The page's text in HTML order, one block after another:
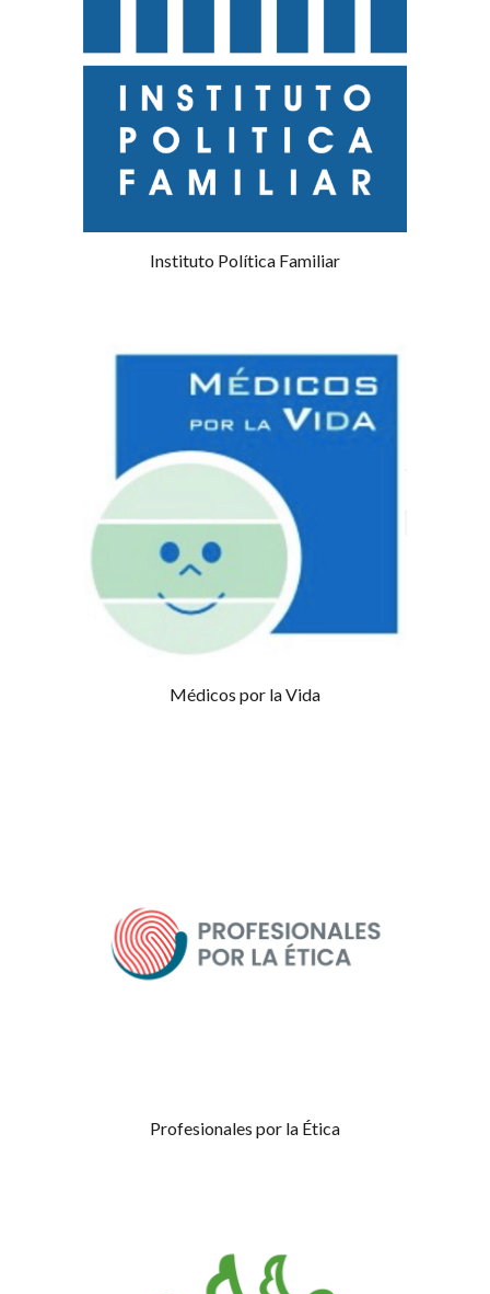
Instituto Política Familiar
Médicos por la Vida
Profesionales por la Ética